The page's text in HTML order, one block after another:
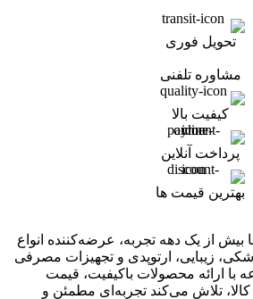
تحویل فوری
مشاوره تلفنی
کیفیت بالا
پرداخت آنلاین
بهترین قیمت ها
بیش از یک دهه تجربه، عرضه‌کننده انواع
زیبایی، ارتوپدی و تجهیزات مصرفی
ارائه محصولات باکیفیت، قیمت
تلاش می‌کند تجربه‌ای مطمئن و